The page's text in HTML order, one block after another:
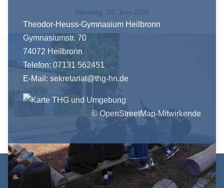
Samstag, 20. Juni 2026
Theodor-Heuss-Gymnasium Heilbronn
Gymnasiumstr. 70
74072 Heilbronn
Telefon: 07131 562451
E-Mail:sekretariat@thg-hn.de
© OpenStreetMap-Mitwirkende
© Theodor-Heuss-Gymnasium Heilbronn 2026 |
Datenschutz|Impressum|Login/Logout